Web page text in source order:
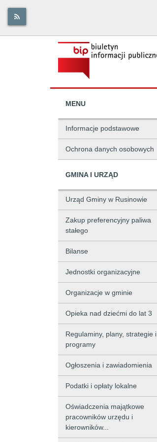
MENU
Informacje podstawowe
Ochrona danych osobowych
GMINA I URZĄD
Urząd Gminy w Rusinowie
Zakup preferencyjny paliwa
stałego
Bilanse
Jednostki organizacyjne
Organizacje w gminie
Opieka nad dziećmi do lat 3
Regulaminy, plany, strategie i
programy
Ogłoszenia i zawiadomienia
Podatki i opłaty lokalne
Oświadczenia majątkowe
pracowników urzędu i
kierowników...